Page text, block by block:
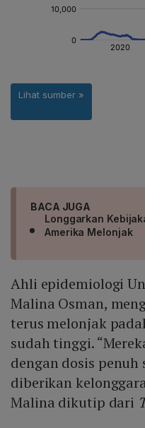
BACA JUGA
Longgarkan
Amerika Melonjak
Ahli epidemiologi
Malina Osman,
terus melonjak
sudah tinggi.
dengan dosis
diberikan
Malina dikutip dari